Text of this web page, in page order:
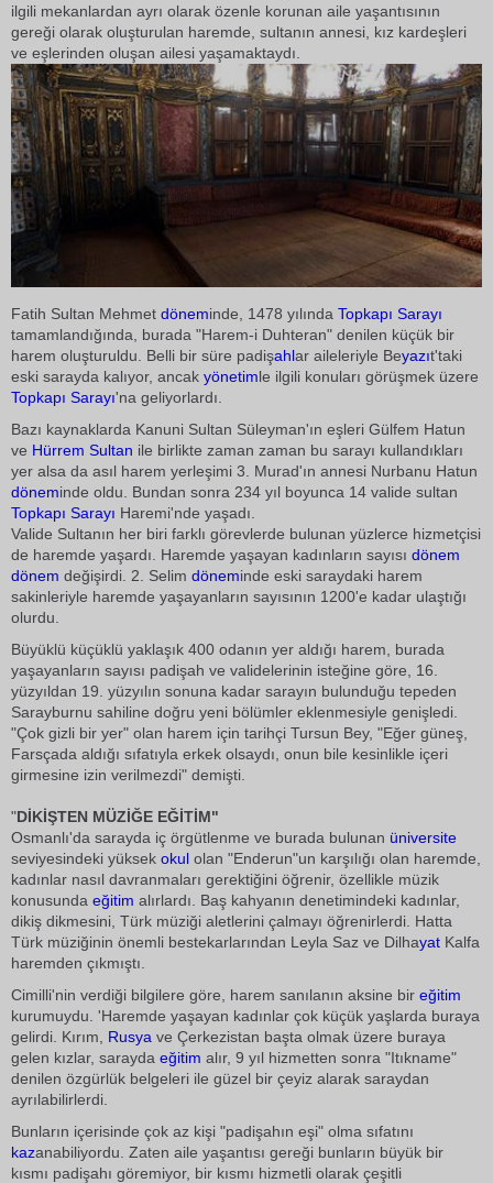
ilgili mekanlardan ayrı olarak özenle korunan aile yaşantısının
gereği olarak oluşturulan haremde, sultanın annesi, kız kardeşleri
ve eşlerinden oluşan ailesi yaşamaktaydı.
Fatih Sultan Mehmet döneminde, 1478 yılında Topkapı Sarayı
tamamlandığında, burada "Harem-i Duhteran" denilen küçük bir
harem oluşturuldu. Belli bir süre padişahlar aileleriyle Beyazıt'taki
eski sarayda kalıyor, ancak yönetimle ilgili konuları görüşmek üzere
Topkapı Sarayı'na geliyorlardı.
Bazı kaynaklarda Kanuni Sultan Süleyman'ın eşleri Gülfem Hatun
ve Hürrem Sultan ile birlikte zaman zaman bu sarayı kullandıkları
yer alsa da asıl harem yerleşimi 3. Murad'ın annesi Nurbanu Hatun
döneminde oldu. Bundan sonra 234 yıl boyunca 14 valide sultan
Topkapı Sarayı Haremi'nde yaşadı.
Valide Sultanın her biri farklı görevlerde bulunan yüzlerce hizmetçisi
de haremde yaşardı. Haremde yaşayan kadınların sayısı dönem
dönem değişirdi. 2. Selim döneminde eski saraydaki harem
sakinleriyle haremde yaşayanların sayısının 1200'e kadar ulaştığı
olurdu.
Büyüklü küçüklü yaklaşık 400 odanın yer aldığı harem, burada
yaşayanların sayısı padişah ve validelerinin isteğine göre, 16.
yüzyıldan 19. yüzyılın sonuna kadar sarayın bulunduğu tepeden
Sarayburnu sahiline doğru yeni bölümler eklenmesiyle genişledi.
"Çok gizli bir yer" olan harem için tarihçi Tursun Bey, "Eğer güneş,
Farsçada aldığı sıfatıyla erkek olsaydı, onun bile kesinlikle içeri
girmesine izin verilmezdi" demişti.
"DİKİŞTEN MÜZİĞE EĞİTİM"
Osmanlı'da sarayda iç örgütlenme ve burada bulunan üniversite
seviyesindeki yüksek okul olan "Enderun"un karşılığı olan haremde,
kadınlar nasıl davranmaları gerektiğini öğrenir, özellikle müzik
konusunda eğitim alırlardı. Baş kahyanın denetimindeki kadınlar,
dikiş dikmesini, Türk müziği aletlerini çalmayı öğrenirlerdi. Hatta
Türk müziğinin önemli bestekarlarından Leyla Saz ve Dilhayat Kalfa
haremden çıkmıştı.
Cimilli'nin verdiği bilgilere göre, harem sanılanın aksine bir eğitim
kurumuydu. 'Haremde yaşayan kadınlar çok küçük yaşlarda buraya
gelirdi. Kırım, Rusya ve Çerkezistan başta olmak üzere buraya
gelen kızlar, sarayda eğitim alır, 9 yıl hizmetten sonra "Itıkname"
denilen özgürlük belgeleri ile güzel bir çeyiz alarak saraydan
ayrılabilirlerdi.
Bunların içerisinde çok az kişi "padişahın eşi" olma sıfatını
kazanabiliyordu. Zaten aile yaşantısı gereği bunların büyük bir
kısmı padişahı göremiyor, bir kısmı hizmetli olarak çeşitli